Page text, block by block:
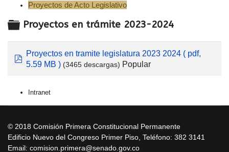
Proyectos de Acto Legislativo
Carpeta
Proyectos en trámite 2023-2024
pdf
Proyectos en tramite legislatura 2023 2024 ( pdf,
5.59 MB ) (3465 descargas) Popular
Intranet
© 2018 Comisión Primera Constitucional Permanente
Edificio Nuevo del Congreso Primer Piso, Teléfono: 382 3141
Email: comision.primera@senado.gov.co